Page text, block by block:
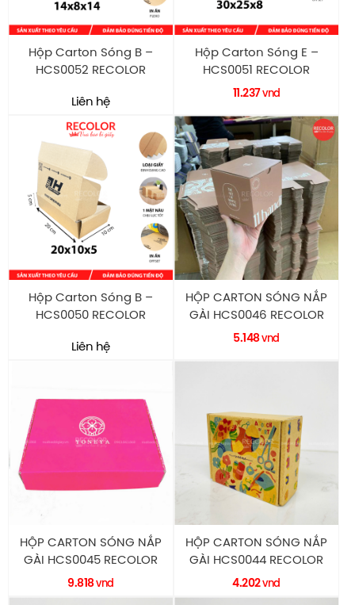
Hộp Carton Sóng B –
HCS0052 RECOLOR
Liên hệ
Hộp Carton Sóng E –
HCS0051 RECOLOR
11.237vnd
Hộp Carton Sóng B –
HCS0050 RECOLOR
Liên hệ
HỘP CARTON SÓNG NẮP
GÀI HCS0046 RECOLOR
5.148vnd
HỘP CARTON SÓNG NẮP
GÀI HCS0045 RECOLOR
9.818vnd
HỘP CARTON SÓNG NẮP
GÀI HCS0044 RECOLOR
4.202vnd